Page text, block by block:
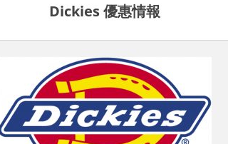
Dickies 優惠情報